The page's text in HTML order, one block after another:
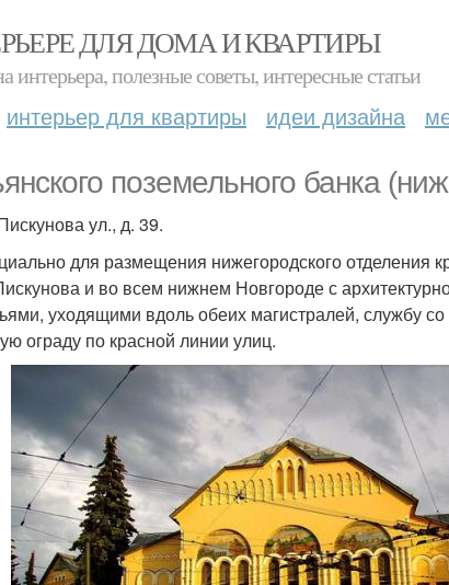
ДЛЯ ДОМА И КВАРТИРЫ
интерьера, полезные советы, интересные статьи
интерьер для квартиры идеи дизайна
поземельного банка
ул., д. 39.
для размещения нижегородского отделения
и во всем нижнем Новгороде с
уходящими вдоль обеих магистралей, службу со
ограду по красной линии улиц.